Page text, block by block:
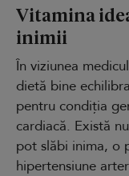
Vitamina
inimii
În viziunea
dietă bine
pentru condiția
cardiacă. Există
pot slăbi inima, o
hipertensiune